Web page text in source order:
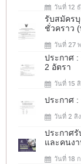
วันที่ 12
รับสมัคร
ชั่วคราว
วันที่ 27
ประกาศ
2 อัตรา
วันที่ 15
ประกาศ :
วันที่ 2 สิ
ประกาศ
และคนง
วันที่ 18